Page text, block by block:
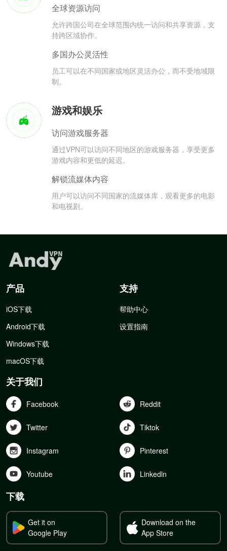
全球资源访问
允许跨国公司在全球范围内统一访问和共享资源，支
持跨区域协作。
多国办公灵活性
员工可以在不同国家或地区灵活办公，而不受地域限
制。
游戏和娱乐
访问游戏服务器
通过VPN可以访问不同地区的游戏服务器，享受更多
游戏内容和更低的延迟。
解锁流媒体内容
用户可以访问不同国家的流媒体库，观看更多的电影
和电视剧。
产品
iOS下载
Android下载
Windows下载
macOS下载
支持
帮助中心
设置指南
关于我们
Facebook Reddit
Twitter Tiktok
Instagram Pinterest
Youtube Linkedln
下载
Get it on
Google Play
Download on the
App Store